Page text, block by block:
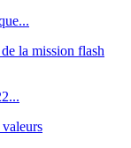
la mission flash